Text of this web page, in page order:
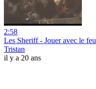
2:58
Les Sheriff - Jouer avec le feu
Tristan
il y a 20 ans